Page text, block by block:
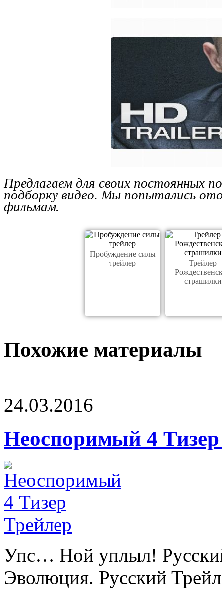
Предлагаем для своих постоянных
подборку видео. Мы попытались
фильмам.
Пробуждение силы
трейлер
Трейлер
страшилки
Похожие материалы
24.03.2016
Неоспоримый 4
Упс… Ной уплыл!
Эволюция. Русский